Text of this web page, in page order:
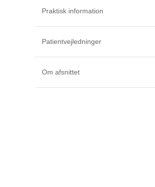
Praktisk information
Patientvejledninger
Om afsnittet